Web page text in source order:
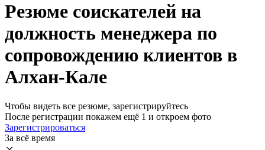
Резюме соискателей на
должность менеджера по
сопровождению клиентов в
Алхан-Кале
Чтобы видеть все резюме, зарегистрируйтесь
После регистрации покажем ещё 1 и откроем фото
Зарегистрироваться
За всё время